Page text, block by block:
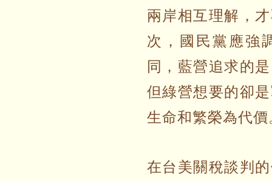
兩岸相互理解，
次，國民黨應強
同，藍營追求的
但綠營想要的卻
生命和繁榮為代價
在台美關稅談判